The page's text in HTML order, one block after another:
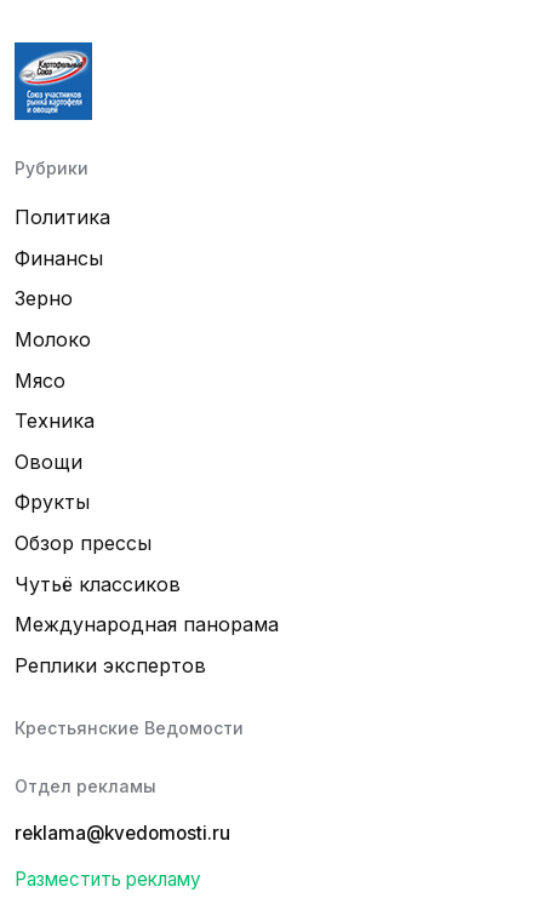
Рубрики
Политика
Финансы
Зерно
Молоко
Мясо
Техника
Овощи
Фрукты
Обзор прессы
Чутьё классиков
Международная панорама
Реплики экспертов
Крестьянские Ведомости
Отдел рекламы
reklama@kvedomosti.ru
Разместить рекламу